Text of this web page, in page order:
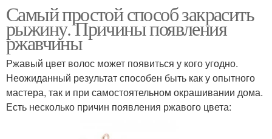
Самый простой способ закрасить
рыжину. Причины появления
ржавчины
Ржавый цвет волос может появиться у кого угодно.
Неожиданный результат способен быть как у опытного
мастера, так и при самостоятельном окрашивании дома.
Есть несколько причин появления ржавого цвета: